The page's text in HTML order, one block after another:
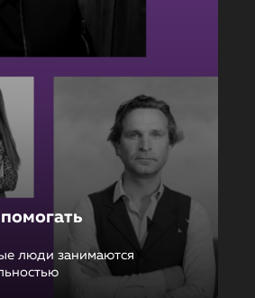
люди занимаются